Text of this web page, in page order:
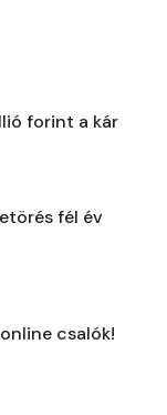
forint a kár
fél év
csalók!